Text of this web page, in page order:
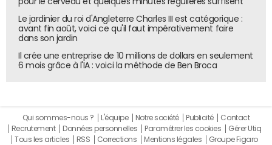
Le jardinier du roi d'Angleterre Charles III est catégorique :
avant fin août, voici ce qu'il faut impérativement faire
dans son jardin
Il crée une entreprise de 10 millions de dollars en seulement
6 mois grâce à l'IA : voici la méthode de Ben Broca
Qui sommes-nous ? L'équipe Notre société Publicité
Contact
Recrutement
Données personnelles Paramétrer les cookies
Gérer Utiq
Tous les articles
RSS Corrections Mentions légales
Groupe Figaro